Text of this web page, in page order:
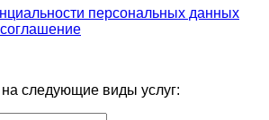
персональных данных
следующие виды услуг: